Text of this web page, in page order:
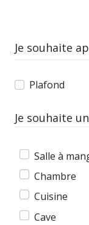
Je souhaite
Plafond
Je souhaite
Salle à
Chambre
Cuisine
Cave